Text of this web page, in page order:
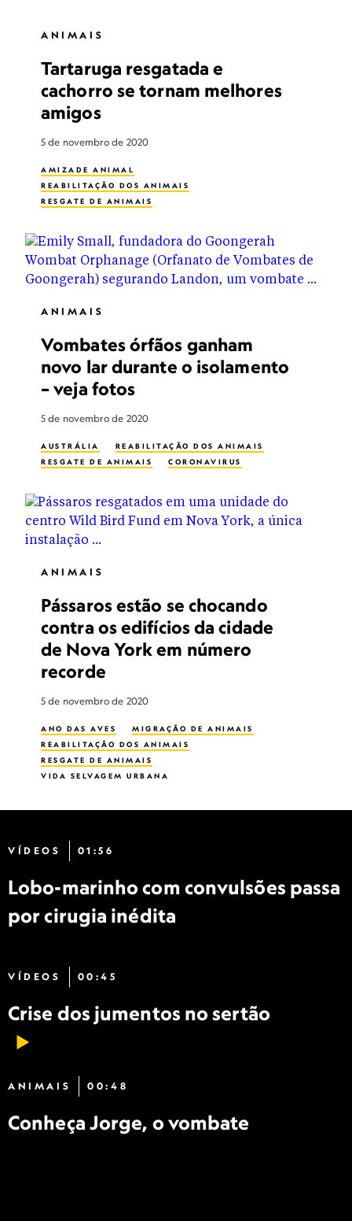
ANIMAIS
Tartaruga resgatada e
cachorro se tornam melhores
amigos
5 de novembro de 2020
AMIZADE ANIMAL
REABILITAÇÃO DOS ANIMAIS
RESGATE DE ANIMAIS
ANIMAIS
Vombates órfãos ganham
novo lar durante o isolamento
– veja fotos
5 de novembro de 2020
AUSTRÁLIA
REABILITAÇÃO DOS ANIMAIS
RESGATE DE ANIMAIS
CORONAVIRUS
ANIMAIS
Pássaros estão se chocando
contra os edifícios da cidade
de Nova York em número
recorde
5 de novembro de 2020
ANO DAS AVES
MIGRAÇÃO DE ANIMAIS
REABILITAÇÃO DOS ANIMAIS
RESGATE DE ANIMAIS
VIDA SELVAGEM URBANA
VÍDEOS 01:56
Lobo-marinho com convulsões passa
por cirugia inédita
VÍDEOS 00:45
Crise dos jumentos no sertão
ANIMAIS 00:48
Conheça Jorge, o vombate